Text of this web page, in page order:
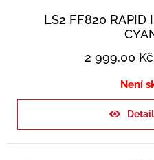
LS2 FF820 RAPID
2 999,00Kč
Není